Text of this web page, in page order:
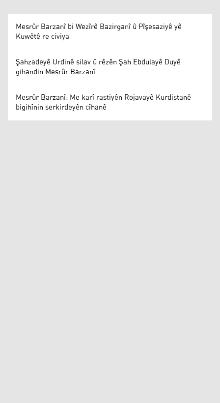
Mesrûr Barzanî bi Wezîrê Bazirganî û Pîşesaziyê yê
Kuwêtê re civiya
Şahzadeyê Urdinê silav û rêzên Şah Ebdulayê Duyê
gihandin Mesrûr Barzanî
Mesrûr Barzanî: Me karî rastiyên Rojavayê Kurdistanê
bigihînin serkirdeyên cîhanê